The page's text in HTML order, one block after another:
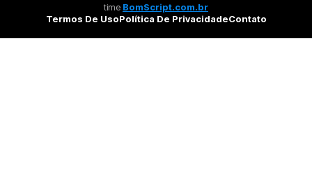
time BomScript.com.br
Termos De UsoPolítica De PrivacidadeContato